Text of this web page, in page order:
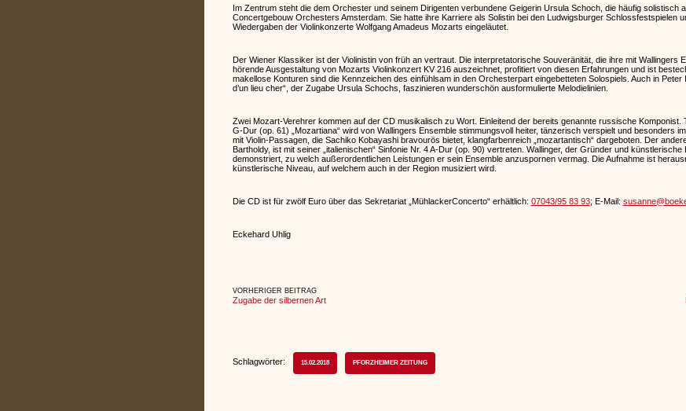
Im Zentrum steht die dem Orchester und seinem Dirigenten verbundene Geigerin Ursula Schoch, die häufig solistisch
Concertgebouw Orchesters Amsterdam. Sie hatte ihre Karriere als Solistin bei den Ludwigsburger Schlossfestspielen
Wiedergaben der Violinkonzerte Wolfgang Amadeus Mozarts eingeläutet.
Der Wiener Klassiker ist der Violinistin von früh an vertraut. Die interpretatorische Souveränität, die ihre mit Wallingers
hörende Ausgestaltung von Mozarts Violinkonzert KV 216 auszeichnet, profitiert von diesen Erfahrungen und ist
makellose Konturen sind die Kennzeichen des einfühlsam in den Orchesterpart eingebetteten Solospiels. Auch in
d’un lieu cher“, der Zugabe Ursula Schochs, faszinieren wunderschön ausformulierte Melodielinien.
Zwei Mozart-Verehrer kommen auf der CD musikalisch zu Wort. Einleitend der bereits genannte russische
G-Dur (op. 61) „Mozartiana“ wird von Wallingers Ensemble stimmungsvoll heiter, tänzerisch verspielt und besonders
mit Violin-Passagen, die Sachiko Kobayashi bravourös bietet, klangfarbenreich „mozartantisch“ dargeboten. Der
Bartholdy, ist mit seiner „italienischen“ Sinfonie Nr. 4 A-Dur (op. 90) vertreten. Wallinger, der Gründer und künstlerische
demonstriert, zu welch außerordentlichen Leistungen er sein Ensemble anzuspornen vermag. Die Aufnahme ist
künstlerische Niveau, auf welchem auch in der Region musiziert wird.
Die CD ist für zwölf Euro über das Sekretariat „MühlackerConcerto“ erhältlich: 07043/95 83 93; E-Mail:
Eckehard Uhlig
VORHERIGER BEITRAG
Zugabe der silbernen Art
Schlagwörter: 15.02.2018 PFORZHEIMER ZEITUNG